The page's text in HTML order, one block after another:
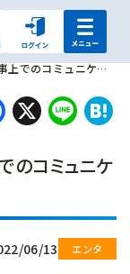
会話を最低限にする事で、仕事上でのコミュニケーションが円滑になる
X
のコミュニケ
06/13